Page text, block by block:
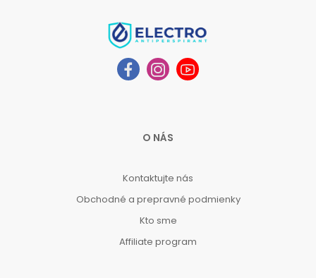
O NÁS
Kontaktujte nás
Obchodné a prepravné podmienky
Kto sme
Affiliate program